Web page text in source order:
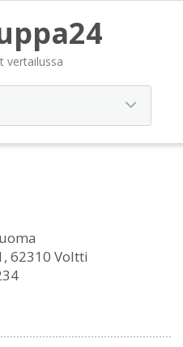
vertailussa
62310 Voltti